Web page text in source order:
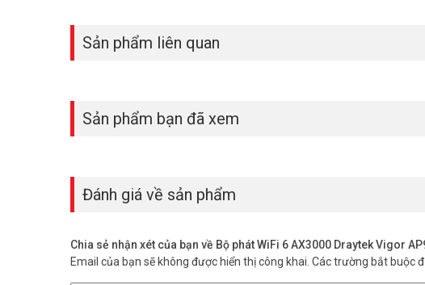
Sản phẩm liên quan
Sản phẩm bạn đã xem
Đánh giá về sản phẩm
Chia sẻ nhận xét của bạn về Bộ phát WiFi 6 AX3000 Draytek Vigor
Email của bạn sẽ không được hiển thị công khai. Các trường bắt buộc